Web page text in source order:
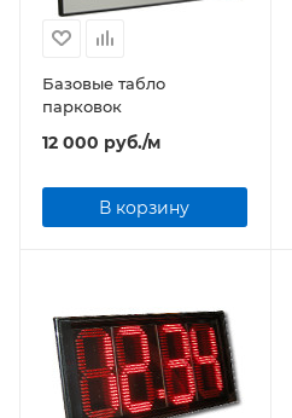
Базовые табло
парковок
12 000 руб./м
В корзину